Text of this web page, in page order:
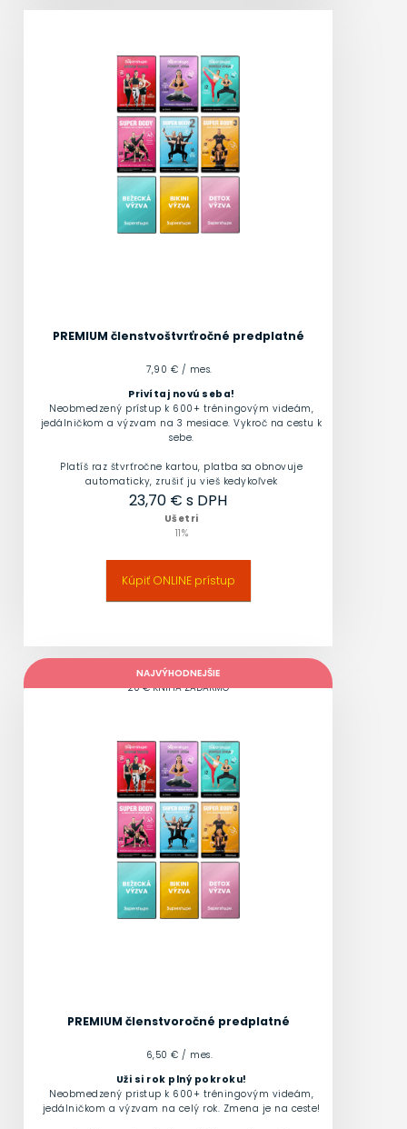
PREMIUM členstvoštvrťročné predplatné
7,90 € / mes.
Privítaj novú seba!
Neobmedzený prístup k 600+ tréningovým videám,
jedálničkom a výzvam na 3 mesiace. Vykroč na cestu k
sebe.
Platíš raz štvrťročne kartou, platba sa obnovuje
automaticky, zrušiť ju vieš kedykoľvek
23,70 € s DPH
Ušetri
11%
Kúpiť ONLINE prístup
NAJVÝHODNEJŠIE
20 € KNIHA ZADARMO
PREMIUM členstvoročné predplatné
6,50 € / mes.
Uži si rok plný pokroku!
Neobmedzený pristup k 600+ tréningovým videám,
jedálničkom a výzvam na celý rok. Zmena je na ceste!